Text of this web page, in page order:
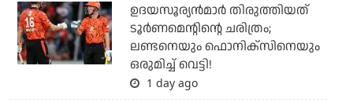
ഉദയസൂര്യന്‍മാര്‍ തിരുത്തിയത്
ടൂര്‍ണമെന്റിന്റെ ചരിത്രം;
ലണ്ടനെയും ഫൊനിക്‌സിനെയും
ഒരുമിച്ച് വെട്ടി!
1 day ago